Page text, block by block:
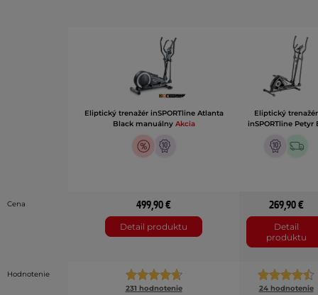
Eliptický trenažér inSPORTline Atlanta
Black manuálny Akcia
Eliptický trenažér
inSPORTline Petyr
Cena 499,90 €
Detail produktu
269,90 €
Detail
produktu
Hodnotenie
231 hodnotenie
24 hodnotenie